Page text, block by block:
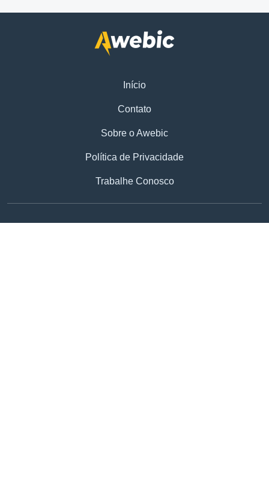
Início
Contato
Sobre o Awebic
Política de Privacidade
Trabalhe Conosco